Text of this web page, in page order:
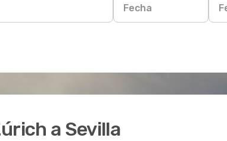
Fecha
a Sevilla